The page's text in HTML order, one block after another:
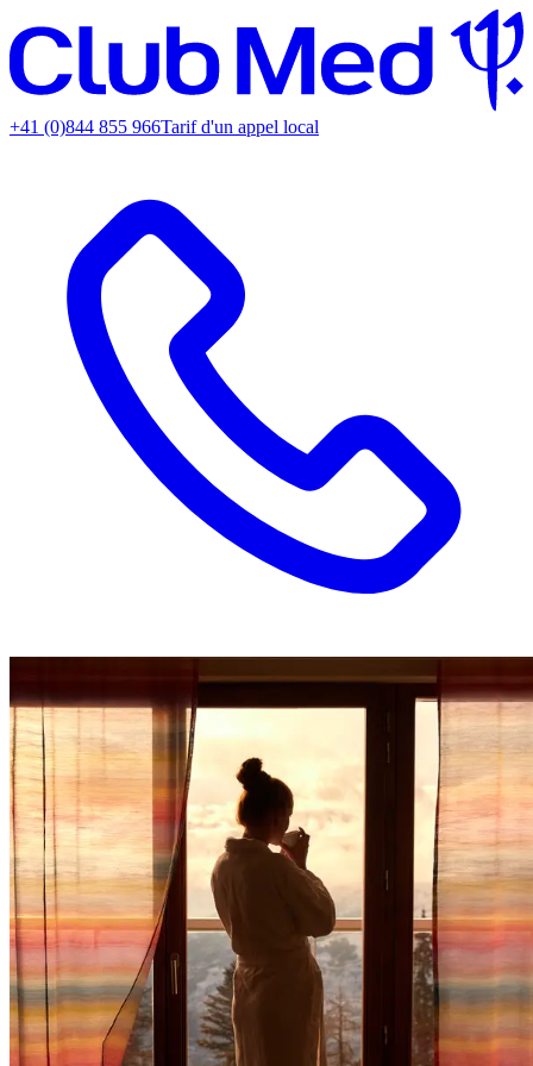
+41 (0)844 855 966Tarif d'un appel local